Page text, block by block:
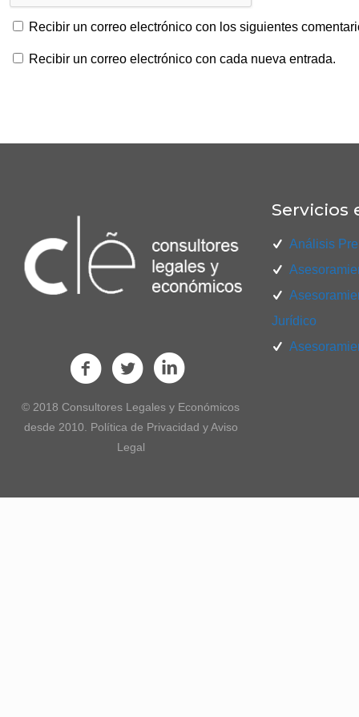
Recibir un correo electrónico con los siguientes
Recibir un correo electrónico con cada nueva entrada.
© 2018 Consultores Legales y Económicos
desde 2010. Política de Privacidad y Aviso
Legal
Servicios
Análisis
Jurídico